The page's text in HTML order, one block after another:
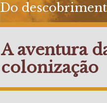
Do
A aventura
colonização